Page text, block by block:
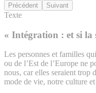
Précédent Suivant
Texte
« Intégration : et si la
Les personnes et familles
ou de l’Est de l’Europe ne
nous, car elles seraient trop
mode de vie, notre culture